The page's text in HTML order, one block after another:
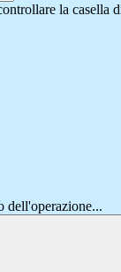
la casella
dell'operazione...